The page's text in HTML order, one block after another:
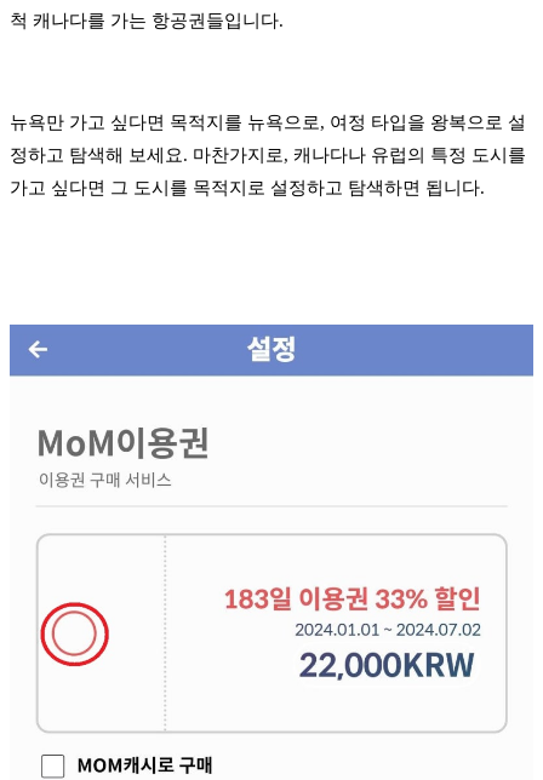
척 캐나다를 가는 항공권들입니다.
뉴욕만 가고 싶다면 목적지를 뉴욕으로, 여정 타입을 왕복으로 설
정하고 탐색해 보세요. 마찬가지로, 캐나다나 유럽의 특정 도시를
가고 싶다면 그 도시를 목적지로 설정하고 탐색하면 됩니다.